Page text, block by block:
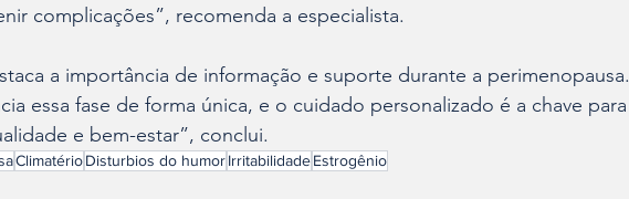
complicações”, recomenda a especialista.
a importância de informação e suporte durante a perimenopausa.
essa fase de forma única, e o cuidado personalizado é a chave para
e bem-estar”, conclui.
ClimatérioDisturbios do humorIrritabilidadeEstrogênio